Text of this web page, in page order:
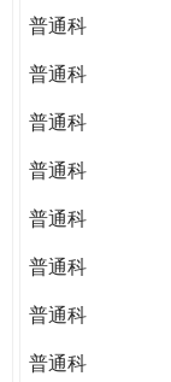
普通科
普通科
普通科
普通科
普通科
普通科
普通科
普通科